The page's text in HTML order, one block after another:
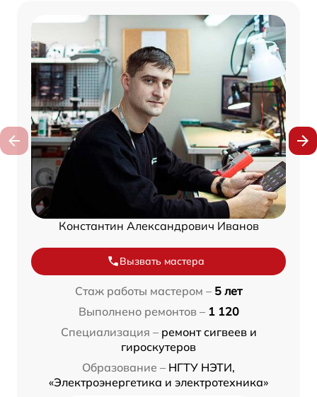
Константин Александрович Иванов
Вызвать мастера
Стаж работы мастером – 5 лет
Выполнено ремонтов – 1 120
Специализация – ремонт сигвеев и
гироскутеров
Образование – НГТУ НЭТИ,
«Электроэнергетика и электротехника»